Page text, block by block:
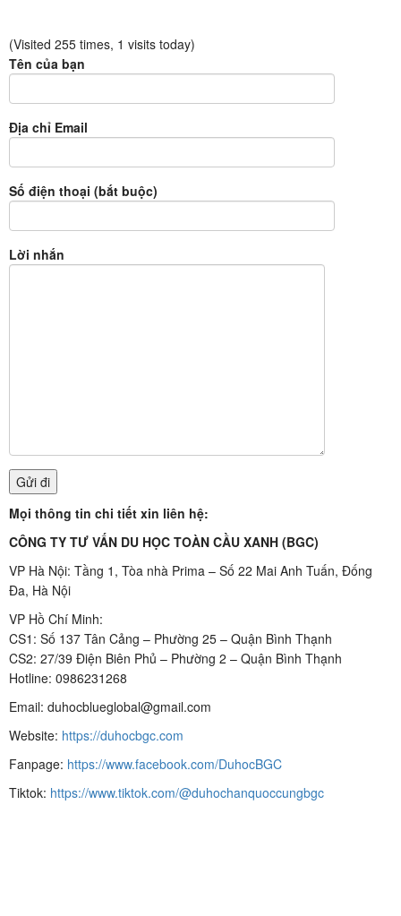
(Visited 255 times, 1 visits today)
Tên của bạn
Địa chỉ Email
Số điện thoại (bắt buộc)
Lời nhắn
Mọi thông tin chi tiết xin liên hệ:
CÔNG TY TƯ VẤN DU HỌC TOÀN CẦU XANH (BGC)
VP Hà Nội: Tầng 1, Tòa nhà Prima – Số 22 Mai Anh Tuấn, Đống
Đa, Hà Nội
VP Hồ Chí Minh:
CS1: Số 137 Tân Cảng – Phường 25 – Quận Bình Thạnh
CS2: 27/39 Điện Biên Phủ – Phường 2 – Quận Bình Thạnh
Hotline: 0986231268
Email: duhocblueglobal@gmail.com
Website: https://duhocbgc.com
Fanpage: https://www.facebook.com/DuhocBGC
Tiktok: https://www.tiktok.com/@duhochanquoccungbgc